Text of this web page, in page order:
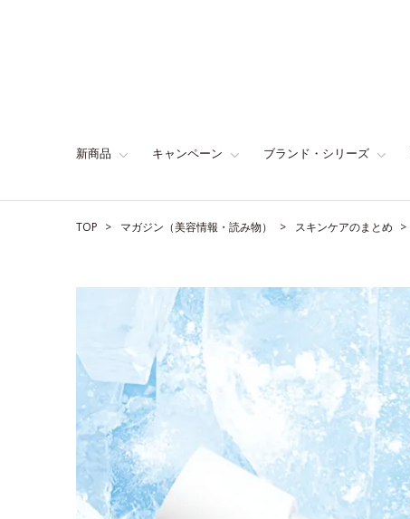
新商品 キャンペーン ブランド・シリーズ
TOP マガジン（美容情報・読み物） スキンケアのまとめ